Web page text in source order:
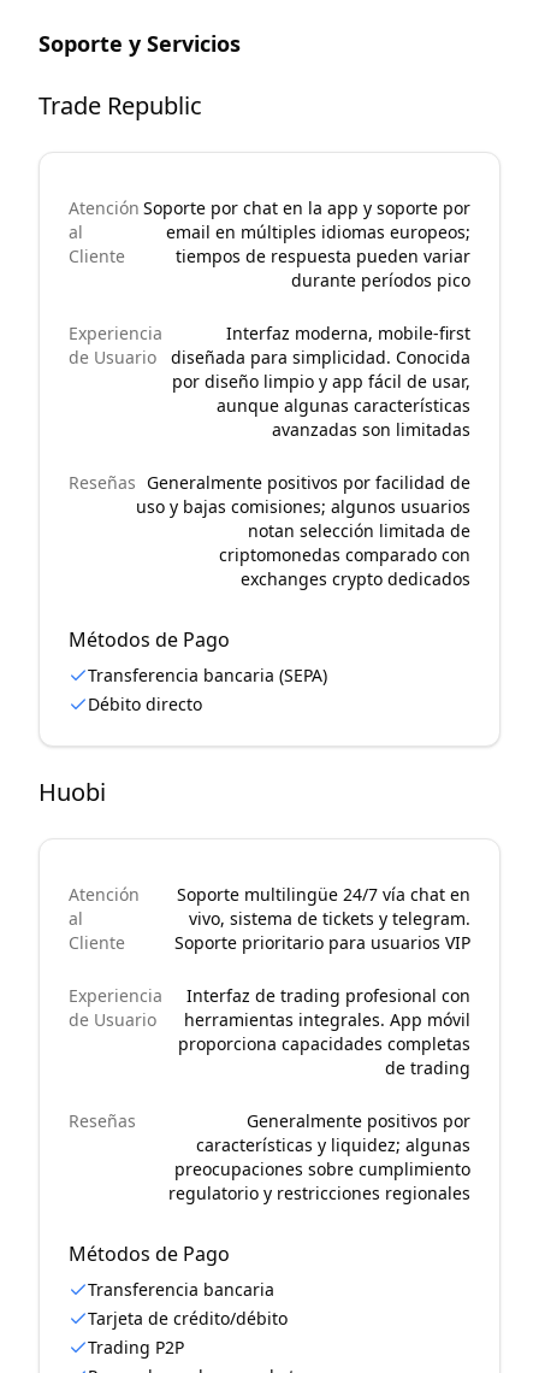
Soporte y Servicios
Trade Republic
Atención
al
Cliente
Soporte por chat en la app y soporte por
email en múltiples idiomas europeos;
tiempos de respuesta pueden variar
durante períodos pico
Experiencia
de Usuario
Interfaz moderna, mobile-first
diseñada para simplicidad. Conocida
por diseño limpio y app fácil de usar,
aunque algunas características
avanzadas son limitadas
Reseñas Generalmente positivos por facilidad de
uso y bajas comisiones; algunos usuarios
notan selección limitada de
criptomonedas comparado con
exchanges crypto dedicados
Métodos de Pago
Transferencia bancaria (SEPA)
Débito directo
Huobi
Atención
al
Cliente
Soporte multilingüe 24/7 vía chat en
vivo, sistema de tickets y telegram.
Soporte prioritario para usuarios VIP
Experiencia
de Usuario
Interfaz de trading profesional con
herramientas integrales. App móvil
proporciona capacidades completas
de trading
Reseñas
Generalmente positivos por
características y liquidez; algunas
preocupaciones sobre cumplimiento
regulatorio y restricciones regionales
Métodos de Pago
Transferencia bancaria
Tarjeta de crédito/débito
Trading P2P